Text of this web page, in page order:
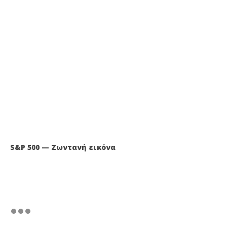
S&P 500 — Ζωντανή εικόνα